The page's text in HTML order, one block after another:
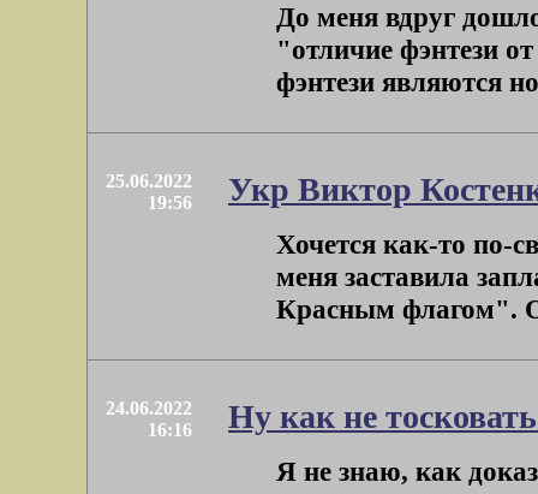
До меня вдруг
"отличие фэнтези
фэнтези являются
25.06.2022
19:56
Укр Виктор
Хочется как-то по-
меня заставила
Красным флагом".
24.06.2022
16:16
Ну как не
Я не знаю, как